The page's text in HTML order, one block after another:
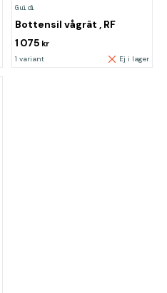
Guidi
Bottensil vågrät , RF
1 075 kr
1 variant Ej i lager